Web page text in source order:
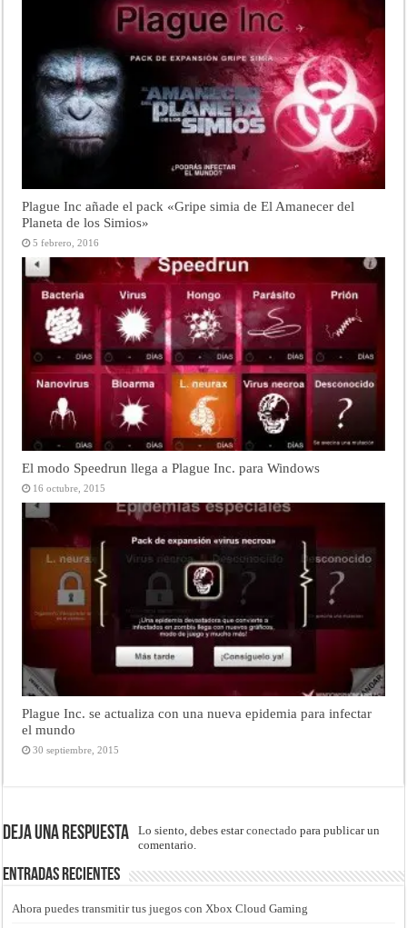
Plague Inc añade el pack «Gripe simia de El Amanecer del
Planeta de los Simios»
5 febrero, 2016
El modo Speedrun llega a Plague Inc. para Windows
16 octubre, 2015
Plague Inc. se actualiza con una nueva epidemia para infectar
el mundo
30 septiembre, 2015
Deja una respuesta Lo siento, debes estarconectado para publicar un
comentario.
Entradas recientes
Ahora puedes transmitir tus juegos con Xbox Cloud Gaming